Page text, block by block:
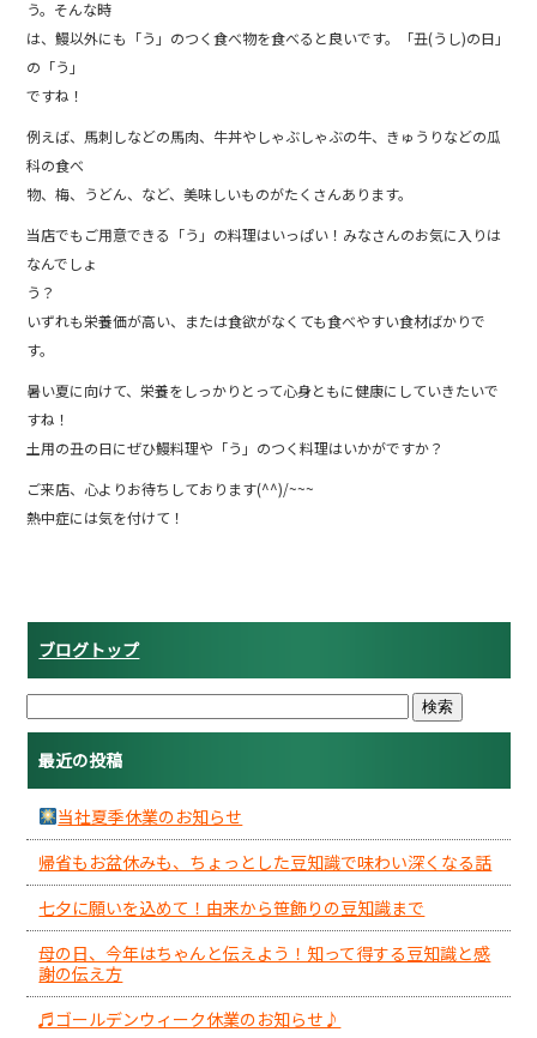
う。そんな時
は、鰻以外にも「う」のつく食べ物を食べると良いです。「丑(うし)の日」
の「う」
ですね！
例えば、馬刺しなどの馬肉、牛丼やしゃぶしゃぶの牛、きゅうりなどの瓜
科の食べ
物、梅、うどん、など、美味しいものがたくさんあります。
当店でもご用意できる「う」の料理はいっぱい！みなさんのお気に入りは
なんでしょ
う？
いずれも栄養価が高い、または食欲がなくても食べやすい食材ばかりで
す。
暑い夏に向けて、栄養をしっかりとって心身ともに健康にしていきたいで
すね！
土用の丑の日にぜひ鰻料理や「う」のつく料理はいかがですか？
ご来店、心よりお待ちしております(^^)/~~~
熱中症には気を付けて！
ブログトップ
最近の投稿
当社夏季休業のお知らせ
帰省もお盆休みも、ちょっとした豆知識で味わい深くなる話
七夕に願いを込めて！由来から笹飾りの豆知識まで
母の日、今年はちゃんと伝えよう！知って得する豆知識と感
謝の伝え方
♬ゴールデンウィーク休業のお知らせ♪